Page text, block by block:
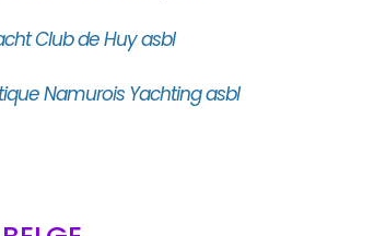
Club de Huy asbl
Namurois Yachting asbl